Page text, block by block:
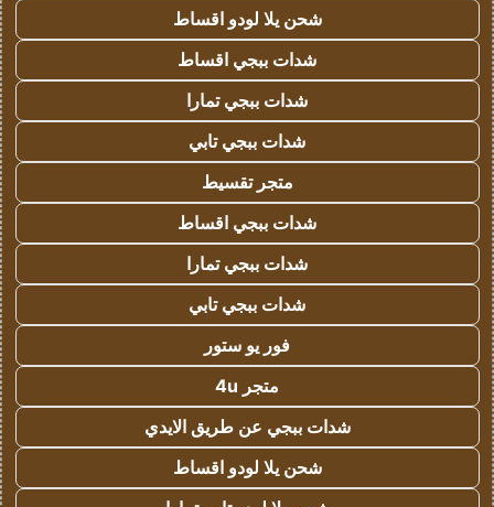
شحن يلا لودو اقساط
شدات ببجي اقساط
شدات ببجي تمارا
شدات ببجي تابي
متجر تقسيط
شدات ببجي اقساط
شدات ببجي تمارا
شدات ببجي تابي
فور يو ستور
متجر 4u
شدات ببجي عن طريق الايدي
شحن يلا لودو اقساط